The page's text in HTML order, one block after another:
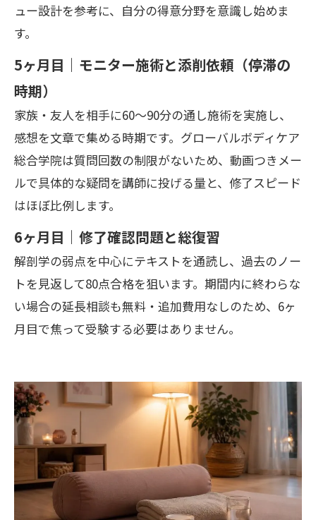
ュー設計を参考に、自分の得意分野を意識し始めま
す。
5ヶ月目｜モニター施術と添削依頼（停滞の
時期）
家族・友人を相手に60〜90分の通し施術を実施し、
感想を文章で集める時期です。グローバルボディケア
総合学院は質問回数の制限がないため、動画つきメー
ルで具体的な疑問を講師に投げる量と、修了スピード
はほぼ比例します。
6ヶ月目｜修了確認問題と総復習
解剖学の弱点を中心にテキストを通読し、過去のノー
トを見返して80点合格を狙います。期間内に終わらな
い場合の延長相談も無料・追加費用なしのため、6ヶ
月目で焦って受験する必要はありません。